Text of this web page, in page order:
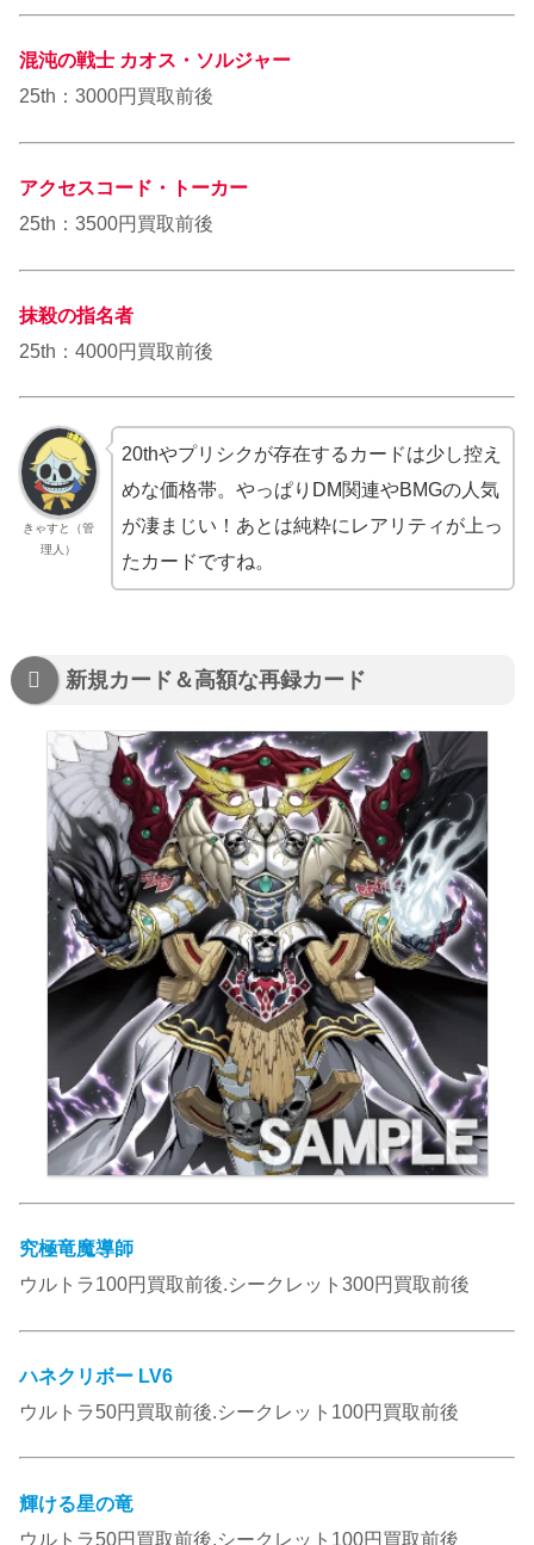
混沌の戦士 カオス・ソルジャー
25th：3000円買取前後
アクセスコード・トーカー
25th：3500円買取前後
抹殺の指名者
25th：4000円買取前後
きゃすと（管
理人）
20thやプリシクが存在するカードは少し控え
めな価格帯。やっぱりDM関連やBMGの人気
が凄まじい！あとは純粋にレアリティが上っ
たカードですね。
新規カード＆高額な再録カード
究極竜魔導師
ウルトラ100円買取前後.シークレット300円買取前後
ハネクリボー LV6
ウルトラ50円買取前後.シークレット100円買取前後
輝ける星の竜
ウルトラ50円買取前後.シークレット100円買取前後